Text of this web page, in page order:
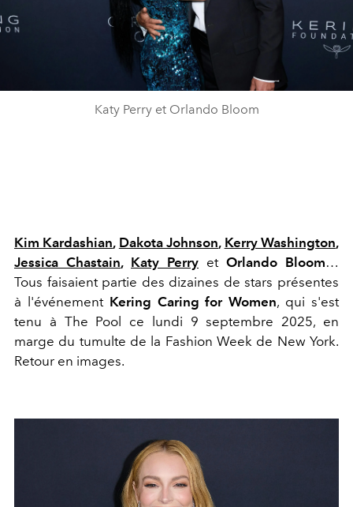
Katy Perry et Orlando Bloom
Kim Kardashian, Dakota Johnson, Kerry Washington,
Jessica Chastain, Katy Perry et Orlando Bloom…
Tous faisaient partie des dizaines de stars présentes
à l'événement Kering Caring for Women, qui s'est
tenu à The Pool ce lundi 9 septembre 2025, en
marge du tumulte de la Fashion Week de New York.
Retour en images.